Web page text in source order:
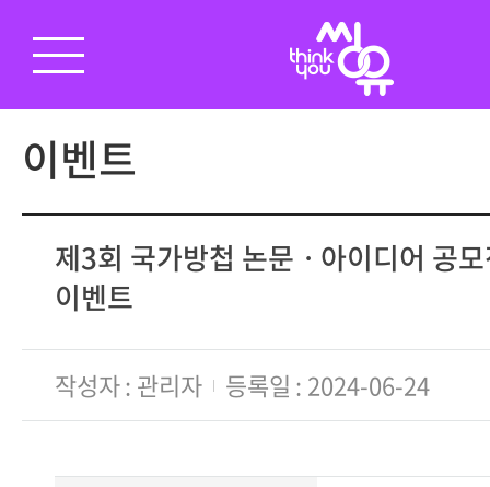
이벤트
제3회 국가방첩 논문ㆍ아이디어 공
이벤트
작성자 관리자 등록일 2024-06-24